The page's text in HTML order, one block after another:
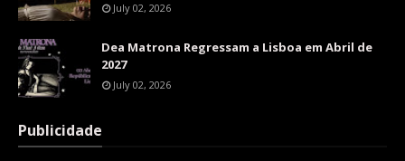
July 02, 2026
Dea Matrona Regressam a Lisboa em Abril de
2027
July 02, 2026
Publicidade